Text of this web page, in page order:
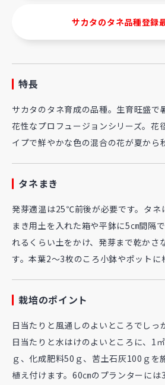
サカタのタネ品種登録
特長
サカタのタネ育成の品種。生育旺盛で
花性なプロフュージョンシリーズ。花
イプで鮮やかな色の混合の花が夏から
タネまき
発芽適温は25℃前後が必要です。タネ
まき用土を入れた箱や平鉢に5㎝間隔
れるくらい土をかけ、発芽まで乾かさ
す。本葉2～3枚のころ小鉢やポットに
栽培のポイント
日当たりと風通しのよいところでしっ
日当たりと水はけのよいところに、1
ｇ、化成肥料50ｇ、苦土石灰100ｇを
植え付けます。60㎝のプランターには